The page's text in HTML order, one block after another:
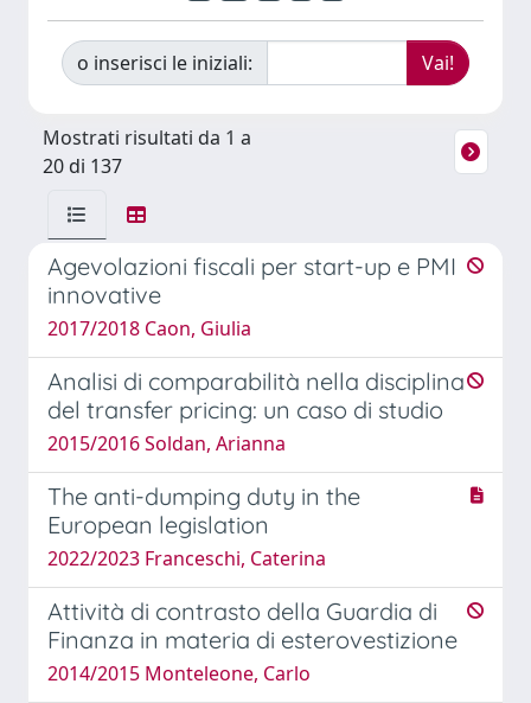
o inserisci le iniziali:
Mostrati risultati da 1 a
20 di 137
Agevolazioni fiscali per start-up e PMI
innovative
2017/2018 Caon, Giulia
Analisi di comparabilità nella disciplina
del transfer pricing: un caso di studio
2015/2016 Soldan, Arianna
The anti-dumping duty in the
European legislation
2022/2023 Franceschi, Caterina
Attività di contrasto della Guardia di
Finanza in materia di esterovestizione
2014/2015 Monteleone, Carlo